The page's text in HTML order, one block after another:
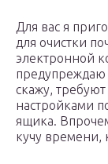
Для вас я
для очистки
электронной
скажу,
настройками
ящика.
кучу времени,